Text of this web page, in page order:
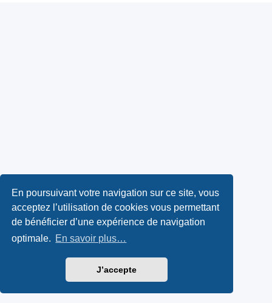
En poursuivant votre navigation sur ce site, vous
acceptez l’utilisation de cookies vous permettant
de bénéficier d’une expérience de navigation
optimale. En savoir plus…
J’accepte